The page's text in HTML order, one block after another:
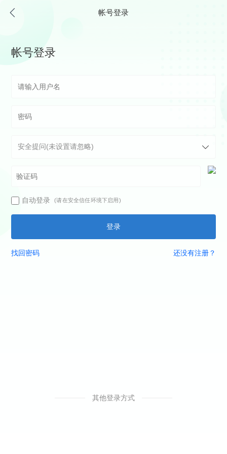
帐号登录
帐号登录
自动登录 (请在安全信任环境下启用)
登录
找回密码 还没有注册？
其他登录方式